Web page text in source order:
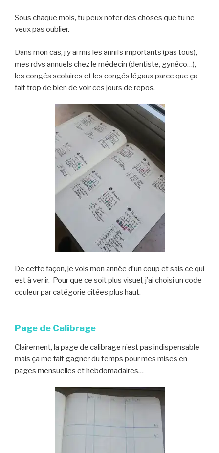
Sous chaque mois, tu peux noter des choses que tu ne
veux pas oublier.
Dans mon cas, j’y ai mis les annifs importants (pas tous),
mes rdvs annuels chez le médecin (dentiste, gynéco…),
les congés scolaires et les congés légaux parce que ça
fait trop de bien de voir ces jours de repos.
De cette façon, je vois mon année d’un coup et sais ce qui
est à venir. Pour que ce soit plus visuel, j’ai choisi un code
couleur par catégorie citées plus haut.
Page de Calibrage
Clairement, la page de calibrage n’est pas indispensable
mais ça me fait gagner du temps pour mes mises en
pages mensuelles et hebdomadaires…